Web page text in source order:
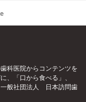
科医院からコンテンツを
、「口から食べる」、
一般社団法人 日本訪問歯